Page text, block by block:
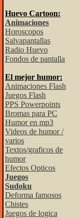
Huevo Cartoon:
Animaciones
Horoscopos
Salvapantallas
Radio Huevo
Fondos de pantalla
El mejor humor:
Animaciones Flash
Juegos Flash
PPS Powerpoints
Bromas para PC
Humor en mp3
Videos de humor /
varios
Textos/graficos de
humor
Efectos Opticos
Juegos
Sudoku
Deforma famosos
Chistes
Juegos de logica